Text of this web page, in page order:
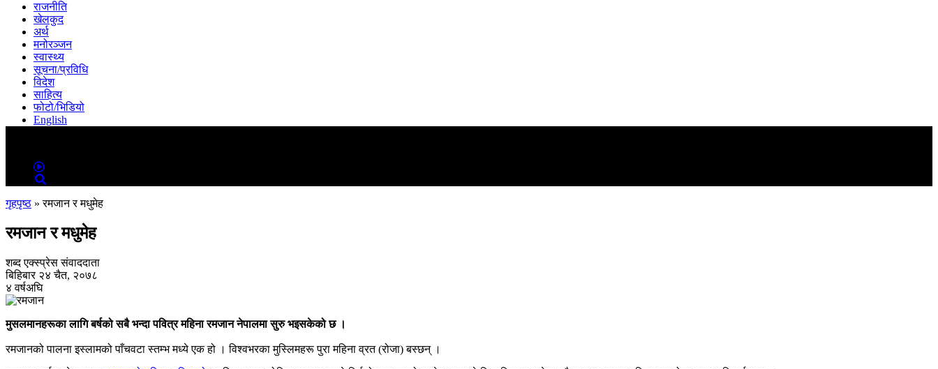
राजनीति
खेलकुद
अर्थ
मनोरञ्जन
स्वास्थ्य
सूचना/प्रविधि
विदेश
साहित्य
फोटो/भिडियो
English
गृहपृष्ठ »रमजान र मधुमेह
रमजान र मधुमेह
शब्द एक्स्प्रेस संवाददाता
बिहिबार २४ चैत, २०७८
४ वर्षअघि
मुसलमानहरूका लागि बर्षको सबै भन्दा पवित्र महिना रमजान नेपालमा सुरु भइसकेको छ ।
रमजानको पालना इस्लामको पाँचवटा स्तम्भ मध्ये एक हो । विश्वभरका मुस्लिमहरू पुरा महिना व्रत (रोजा) बस्छन् ।